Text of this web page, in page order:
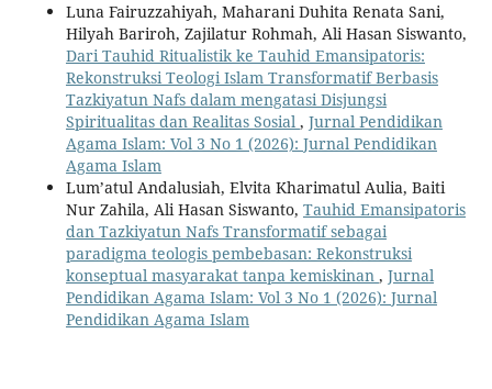
Luna Fairuzzahiyah, Maharani Duhita Renata Sani,
Hilyah Bariroh, Zajilatur Rohmah, Ali Hasan Siswanto,
Dari Tauhid Ritualistik ke Tauhid Emansipatoris:
Rekonstruksi Teologi Islam Transformatif Berbasis
Tazkiyatun Nafs dalam mengatasi Disjungsi
Spiritualitas dan Realitas Sosial , Jurnal Pendidikan
Agama Islam: Vol 3 No 1 (2026): Jurnal Pendidikan
Agama Islam
Lum’atul Andalusiah, Elvita Kharimatul Aulia, Baiti
Nur Zahila, Ali Hasan Siswanto, Tauhid Emansipatoris
dan Tazkiyatun Nafs Transformatif sebagai
paradigma teologis pembebasan: Rekonstruksi
konseptual masyarakat tanpa kemiskinan , Jurnal
Pendidikan Agama Islam: Vol 3 No 1 (2026): Jurnal
Pendidikan Agama Islam